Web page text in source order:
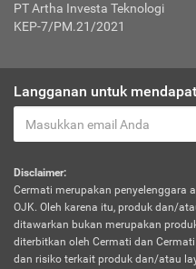
PT Artha Investa Teknologi
KEP-7/PM.21/2021
Langganan untuk
Disclaimer:
Cermati merupakan penyelenggara
OJK. Oleh karena itu, produk dan/
ditawarkan bukan merupakan
diterbitkan oleh Cermati dan
dan risiko terkait produk dan/atau